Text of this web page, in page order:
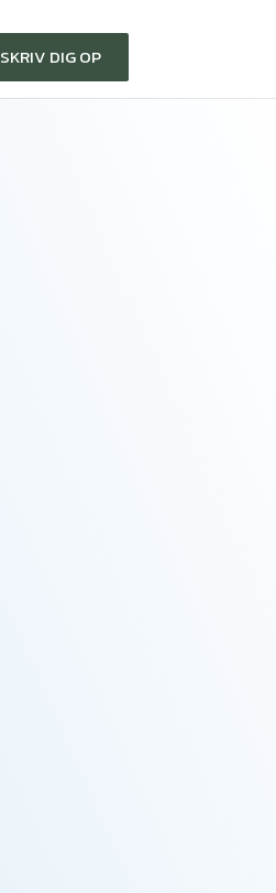
SKRIV DIG OP